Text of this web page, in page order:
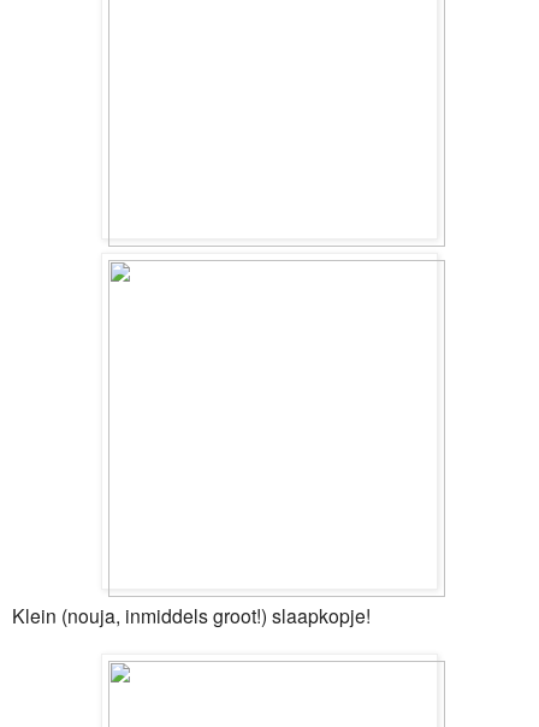
Klein (nouja, inmiddels groot!) slaapkopje!